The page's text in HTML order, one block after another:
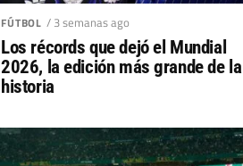
FÚTBOL / 3 semanas ago
Los récords que dejó el Mundial
2026, la edición más grande de la
historia